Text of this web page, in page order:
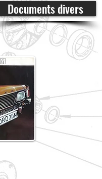
Documents divers